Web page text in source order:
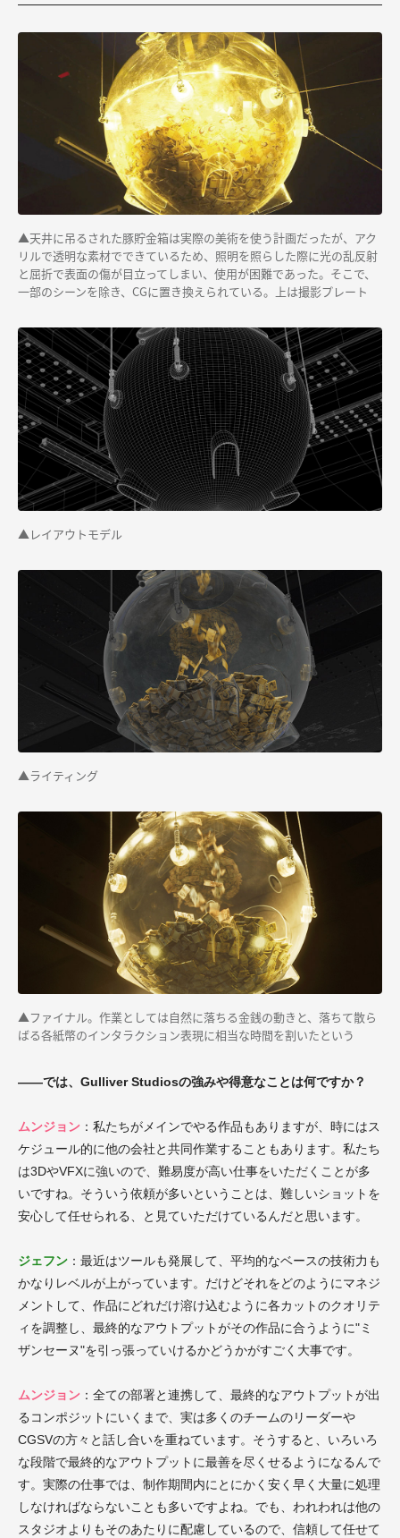
▲天井に吊るされた豚貯金箱は実際の美術を使う計画だったが、アク
リルで透明な素材でできているため、照明を照らした際に光の乱反射
と屈折で表面の傷が目立ってしまい、使用が困難であった。そこで、
一部のシーンを除き、CGに置き換えられている。上は撮影プレート
▲レイアウトモデル
▲ライティング
▲ファイナル。作業としては自然に落ちる金銭の動きと、落ちて散ら
ばる各紙幣のインタラクション表現に相当な時間を割いたという
――では、Gulliver Studiosの強みや得意なことは何ですか？
ムンジョン ：私たちがメインでやる作品もありますが、時にはス
ケジュール的に他の会社と共同作業することもあります。私たち
は3DやVFXに強いので、難易度が高い仕事をいただくことが多
いですね。そういう依頼が多いということは、難しいショットを
安心して任せられる、と見ていただけているんだと思います。
ジェフン ：最近はツールも発展して、平均的なベースの技術力も
かなりレベルが上がっています。だけどそれをどのようにマネジ
メントして、作品にどれだけ溶け込むように各カットのクオリテ
ィを調整し、最終的なアウトプットがその作品に合うように"ミ
ザンセーヌ"を引っ張っていけるかどうかがすごく大事です。
ムンジョン ：全ての部署と連携して、最終的なアウトプットが出
るコンポジットにいくまで、実は多くのチームのリーダーや
CGSVの方々と話し合いを重ねています。そうすると、いろいろ
な段階で最終的なアウトプットに最善を尽くせるようになるんで
す。実際の仕事では、制作期間内にとにかく安く早く大量に処理
しなければならないことも多いですよね。でも、われわれは他の
スタジオよりもそのあたりに配慮しているので、信頼して任せて